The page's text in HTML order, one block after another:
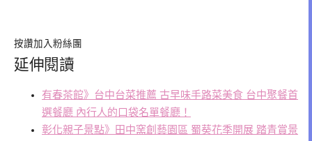
按讚加入粉絲團
延伸閱讀
有春茶館》台中台菜推薦 古早味手路菜美食 台中聚餐首
選餐廳 內行人的口袋名單餐廳！
彰化親子景點》田中窯創藝園區 蜀葵花季開展 踏青賞景